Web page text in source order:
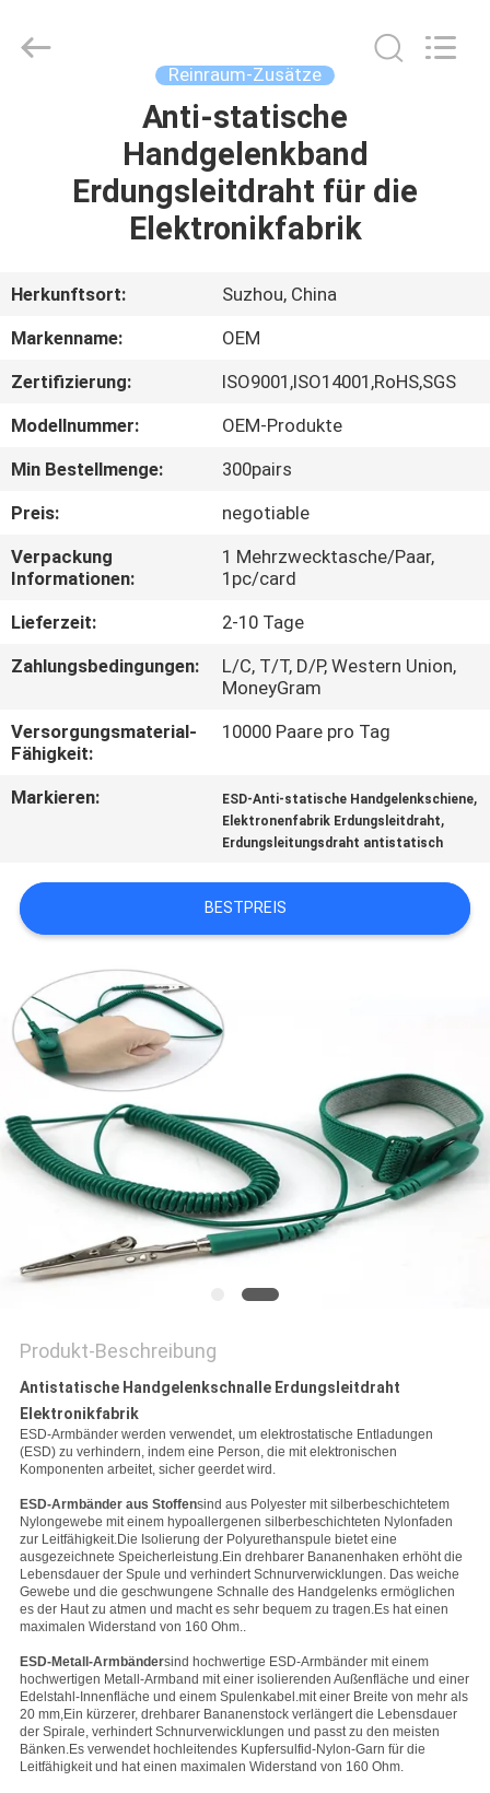
PRODUKTE
UNS
AUSFLUG
QUALITÄTSKONTROLLE
TRETEN
SIE
MIT
UNS
VERBINDUNG
NACHRICHTEN
SIE
EIN
ZITAT
SITEMAP
PRIVACY
POLICY
Technology
Co.,Ltd.
Reinraum-Zusätze
Anti-statische
Handgelenkband
Erdungsleitdraht für die
Elektronikfabrik
Herkunftsort:
Suzhou, China
Markenname:
OEM
Zertifizierung:
ISO9001,ISO14001,RoHS,SGS
Modellnummer:
OEM-Produkte
Min Bestellmenge:
300pairs
Preis:
negotiable
Verpackung
Informationen:
1 Mehrzwecktasche/Paar,
1pc/card
Lieferzeit:
2-10 Tage
Zahlungsbedingungen:
L/C, T/T, D/P, Western Union,
MoneyGram
Versorgungsmaterial-
Fähigkeit:
10000 Paare pro Tag
Markieren: ESD-Anti-statische Handgelenkschiene,
Elektronenfabrik Erdungsleitdraht,
Erdungsleitungsdraht antistatisch
BESTPREIS
Produkt-Beschreibung
Antistatische Handgelenkschnalle Erdungsleitdraht
Elektronikfabrik
ESD-Armbänder werden verwendet, um elektrostatische Entladungen
(ESD) zu verhindern, indem eine Person, die mit elektronischen
Komponenten arbeitet, sicher geerdet wird.
ESD-Armbänder aus Stoffensind aus Polyester mit silberbeschichtetem
Nylongewebe mit einem hypoallergenen silberbeschichteten Nylonfaden
zur Leitfähigkeit.Die Isolierung der Polyurethanspule bietet eine
ausgezeichnete Speicherleistung.Ein drehbarer Bananenhaken erhöht die
Lebensdauer der Spule und verhindert Schnurverwicklungen. Das weiche
Gewebe und die geschwungene Schnalle des Handgelenks ermöglichen
es der Haut zu atmen und macht es sehr bequem zu tragen.Es hat einen
maximalen Widerstand von 160 Ohm..
ESD-Metall-Armbändersind hochwertige ESD-Armbänder mit einem
hochwertigen Metall-Armband mit einer isolierenden Außenfläche und einer
Edelstahl-Innenfläche und einem Spulenkabel.mit einer Breite von mehr als
20 mm,Ein kürzerer, drehbarer Bananenstock verlängert die Lebensdauer
der Spirale, verhindert Schnurverwicklungen und passt zu den meisten
Bänken.Es verwendet hochleitendes Kupfersulfid-Nylon-Garn für die
Leitfähigkeit und hat einen maximalen Widerstand von 160 Ohm.